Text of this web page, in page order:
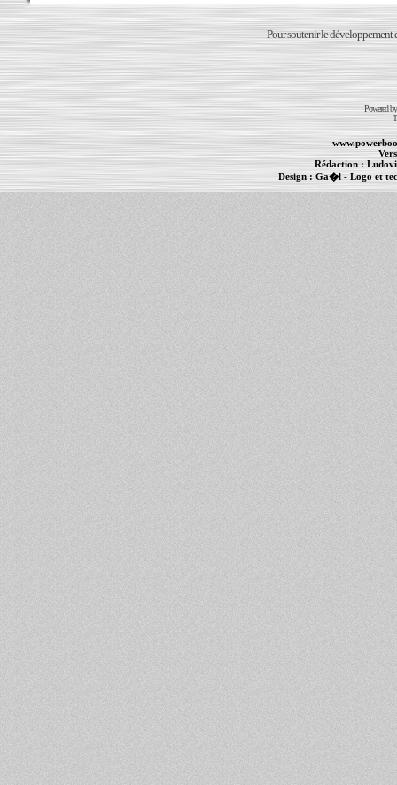
Pour soutenir le développement
Powered
Rédaction :
Design :Ga�l- Logo et
Informations : PowerBook - MacBook Pro